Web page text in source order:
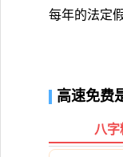
每年的法定
高速免费
八字